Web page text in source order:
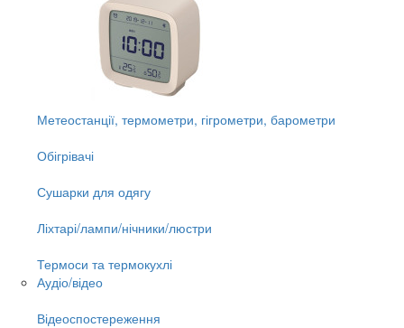
Метеостанції, термометри, гігрометри, барометри
Обігрівачі
Сушарки для одягу
Ліхтарі/лампи/нічники/люстри
Термоси та термокухлі
Аудіо/відео
Відеоспостереження